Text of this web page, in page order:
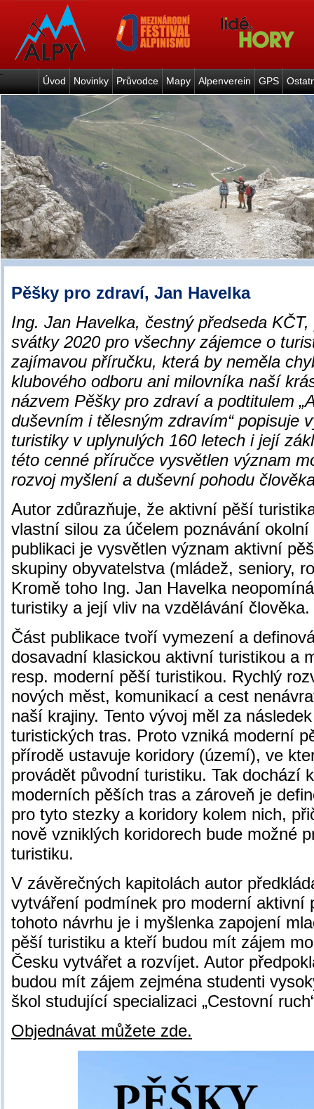
Úvod Novinky Průvodce Mapy Alpenverein GPS
Pěšky pro zdraví, Jan Havelka
Ing. Jan Havelka, čestný předseda
svátky 2020 pro všechny zájemce o
zajímavou příručku, která by neměla
klubového odboru ani milovníka naší
názvem Pěšky pro zdraví a podtitulem
duševním i tělesným zdravím“ popisuje
turistiky v uplynulých 160 letech i její
této cenné příručce vysvětlen význam
rozvoj myšlení a duševní pohodu
Autor zdůrazňuje, že aktivní pěší
vlastní silou za účelem poznávání
publikaci je vysvětlen význam aktivní
skupiny obyvatelstva (mládež, seniory,
Kromě toho Ing. Jan Havelka
turistiky a její vliv na vzdělávání člověka.
Část publikace tvoří vymezení a
dosavadní klasickou aktivní turistikou a
resp. moderní pěší turistikou. Rychlý
nových měst, komunikací a cest
naší krajiny. Tento vývoj měl za
turistických tras. Proto vzniká moderní
přírodě ustavuje koridory (území), ve
provádět původní turistiku. Tak dochází
moderních pěších tras a zároveň je
pro tyto stezky a koridory kolem nich,
nově vzniklých koridorech bude možné
turistiku.
V závěrečných kapitolách autor
vytváření podmínek pro moderní aktivní
tohoto návrhu je i myšlenka zapojení
pěší turistiku a kteří budou mít zájem
Česku vytvářet a rozvíjet. Autor
budou mít zájem zejména studenti
škol studující specializaci „Cestovní
Objednávat můžete zde.